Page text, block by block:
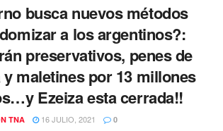
busca nuevos métodos
a los argentinos?:
preservativos, penes de
y maletines por 13 millones
Ezeiza esta cerrada!!
TNA 16 JULIO, 2021 0